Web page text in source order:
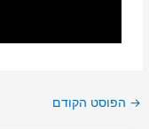
→ הפוסט הקודם